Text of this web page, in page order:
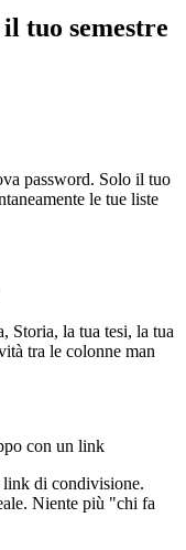
tuo semestre
password. Solo il tuo
le tue liste
Storia, la tua tesi, la tua
tra le colonne man
con un link
di condivisione.
Niente più "chi fa